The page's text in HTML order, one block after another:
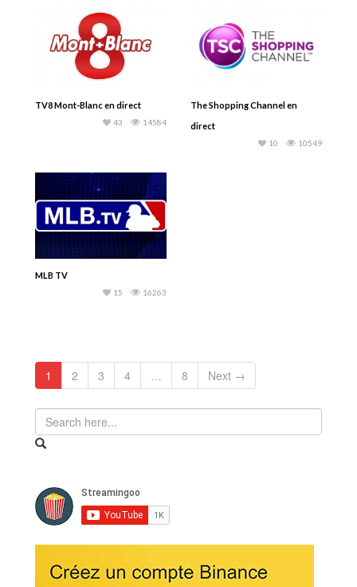
TV8 Mont-Blanc en direct
14584
43
The Shopping Channel en
direct
10549
10
MLB TV
16263
15
1 2 3 4 … 8 Next →